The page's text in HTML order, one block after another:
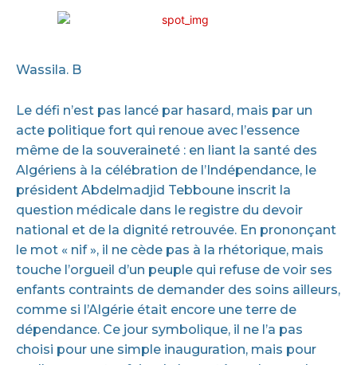
Wassila. B
Le défi n’est pas lancé par hasard, mais par un
acte politique fort qui renoue avec l’essence
même de la souveraineté : en liant la santé des
Algériens à la célébration de l’Indépendance, le
président Abdelmadjid Tebboune inscrit la
question médicale dans le registre du devoir
national et de la dignité retrouvée. En prononçant
le mot « nif », il ne cède pas à la rhétorique, mais
touche l’orgueil d’un peuple qui refuse de voir ses
enfants contraints de demander des soins ailleurs,
comme si l’Algérie était encore une terre de
dépendance. Ce jour symbolique, il ne l’a pas
choisi pour une simple inauguration, mais pour